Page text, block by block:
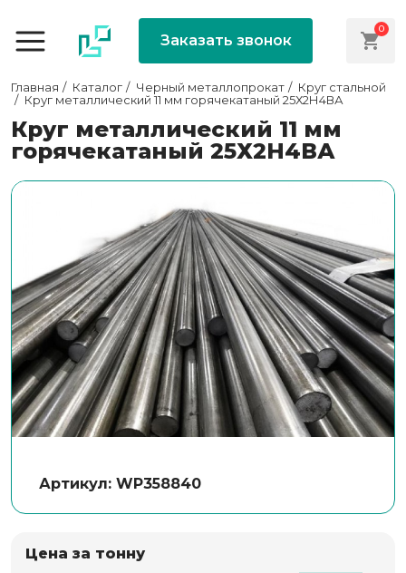
Заказать звонок
0
Главная Каталог Черный металлопрокат
Круг стальной
Круг металлический 11 мм горячекатаный 25Х2Н4ВА
Круг металлический 11 мм
горячекатаный 25Х2Н4ВА
Артикул: WP358840
Цена за тонну